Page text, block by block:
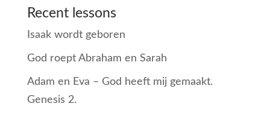
Recent lessons
Isaak wordt geboren
God roept Abraham en Sarah
Adam en Eva – God heeft mij gemaakt.
Genesis 2.